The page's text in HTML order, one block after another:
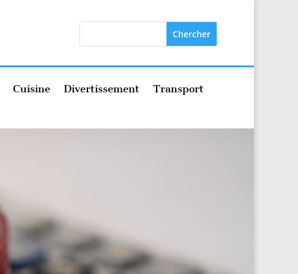
Cuisine Divertissement
Transport